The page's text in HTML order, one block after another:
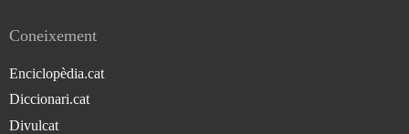
Coneixement
Enciclopèdia.cat
Diccionari.cat
Divulcat